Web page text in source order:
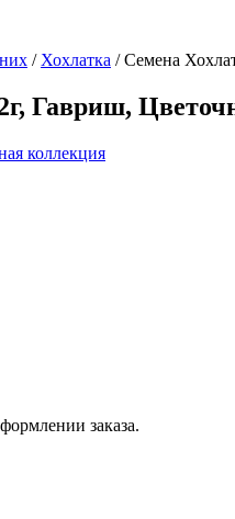
/Хохлатка /Семена
Гавриш,
заказа.